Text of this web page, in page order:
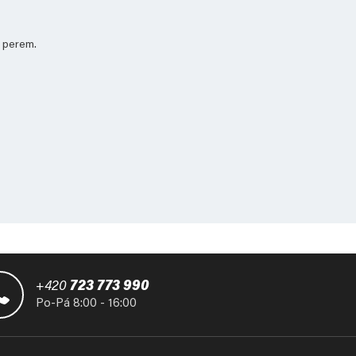
+420 723 773 990
Po-Pá 8:00 - 16:00